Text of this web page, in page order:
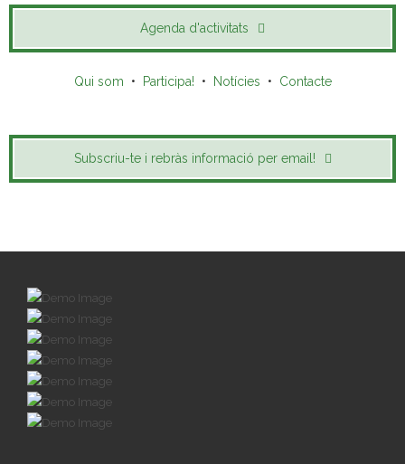
Agenda d'activitats
Qui som • Participa! • Notícies • Contacte
Subscriu-te i rebràs informació per email!